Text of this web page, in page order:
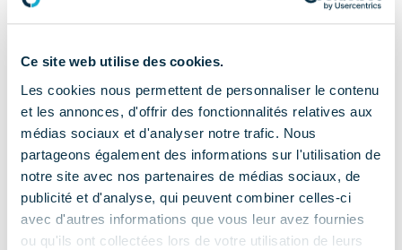
Ce site web utilise des cookies.
Les cookies nous permettent de personnaliser le contenu
et les annonces, d'offrir des fonctionnalités relatives aux
médias sociaux et d'analyser notre trafic. Nous
partageons également des informations sur l'utilisation de
notre site avec nos partenaires de médias sociaux, de
publicité et d'analyse, qui peuvent combiner celles-ci
avec d'autres informations que vous leur avez fournies
ou qu'ils ont collectées lors de votre utilisation de leurs
dentaire comme un parent pauvre de la santé mondiale,
prise en charge des soins et de la prévention. En
annonçant une augmentation […]
Lire la suite… from Négociations conventionnelles
Publié dansCommuniqué de presse Étiqueté
Négociations conventionnelles ,Santé publique,ticket-
modérateur
Leave a comment on Négociations